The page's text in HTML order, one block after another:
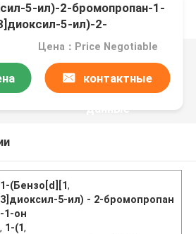
5-ил)-2-бромопропан-1-
5-ил)-2-
CAS 52190-28-0
Цена：Price Negotiable
контактные
данные
1-(Бензо[d][1,
3]диоксил-5-ил) - 2-бромопропан
-1-он
, 1-(1,